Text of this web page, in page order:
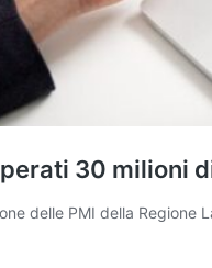
30 milioni
delle PMI della Regione